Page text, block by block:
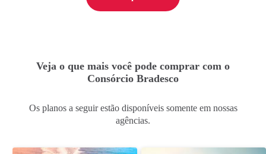
Veja o que mais você pode comprar com o
Consórcio Bradesco
Os planos a seguir estão disponíveis somente em nossas
agências.